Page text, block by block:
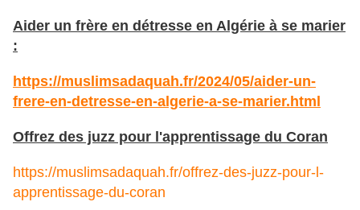
Aider un frère en détresse en Algérie à se marier
:
https://muslimsadaquah.fr/2024/05/aider-un-
frere-en-detresse-en-algerie-a-se-marier.html
Offrez des juzz pour l'apprentissage du Coran
https://muslimsadaquah.fr/offrez-des-juzz-pour-l-
apprentissage-du-coran